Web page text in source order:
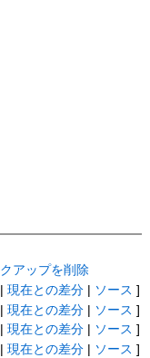
アップを削除
|現在との差分 ソース ]
|現在との差分 ソース ]
|現在との差分 ソース ]
|現在との差分 ソース ]